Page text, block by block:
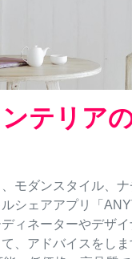
テリア
モダンスタイル、
ルシェアアプリ「
ィネーターやデザ
、アドバイスをしま